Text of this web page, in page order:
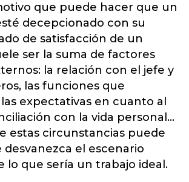
que puede hacer que un
decepcionado con su
de satisfacción de un
ser la suma de factores
la relación con el jefe y
las funciones que
expectativas en cuanto al
con la vida personal...
estas circunstancias puede
desvanezca el escenario
lo que sería un trabajo ideal.